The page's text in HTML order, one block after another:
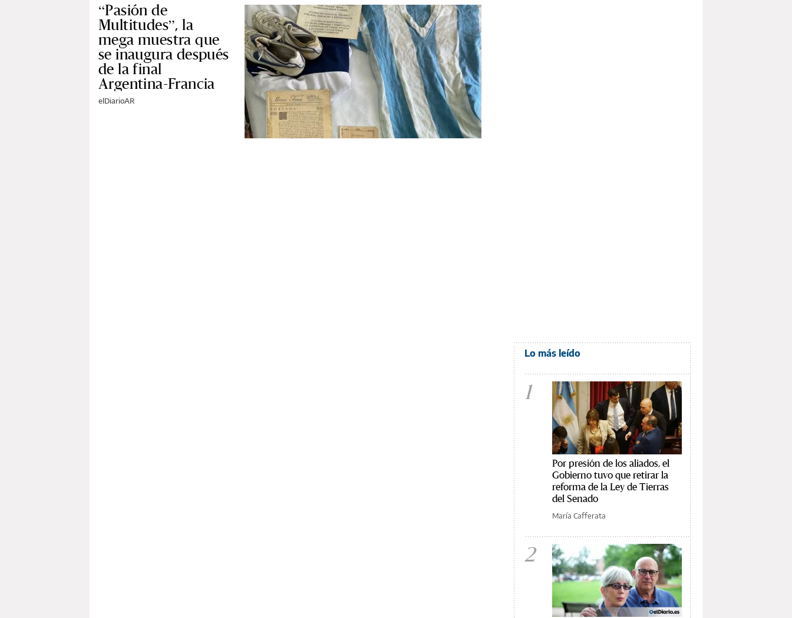
“Pasión de
Multitudes”, la
mega muestra que
se inaugura después
de la final
Argentina-Francia
elDiarioAR
Lo más leído
1
Por presión de los aliados, el
Gobierno tuvo que retirar la
reforma de la Ley de Tierras
del Senado
María Cafferata
2